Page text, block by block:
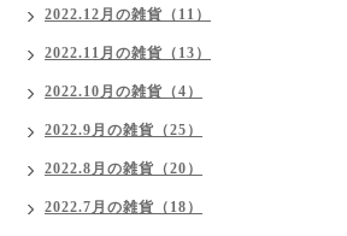
2022.12月の雑貨（11）
2022.11月の雑貨（13）
2022.10月の雑貨（4）
2022.9月の雑貨（25）
2022.8月の雑貨（20）
2022.7月の雑貨（18）